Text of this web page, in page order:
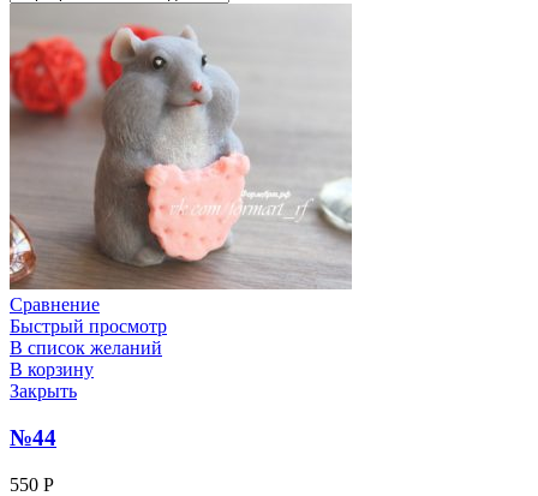
Сравнение
Быстрый просмотр
В список желаний
В корзину
Закрыть
№44
550 Р